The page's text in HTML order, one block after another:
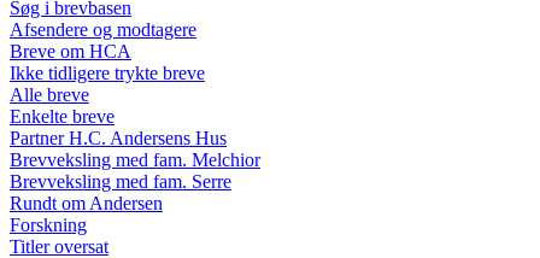
Søg i brevbasen
Afsendere og modtagere
Breve om HCA
Ikke tidligere trykte breve
Alle breve
Enkelte breve
Partner H.C. Andersens Hus
Brevveksling med fam. Melchior
Brevveksling med fam. Serre
Rundt om Andersen
Forskning
Titler oversat